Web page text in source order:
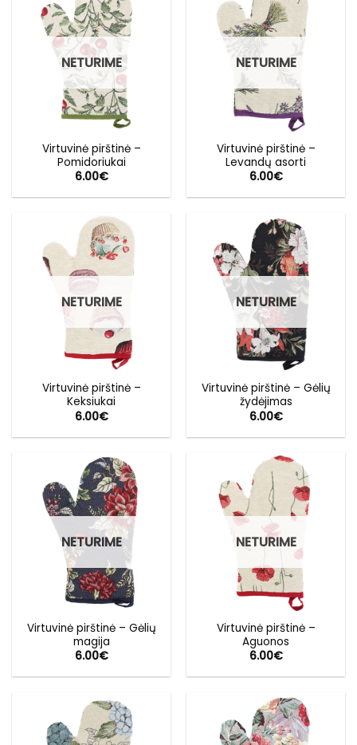
NETURIME
Virtuvinė pirštinė –
Pomidoriukai
6.00€
NETURIME
Virtuvinė pirštinė –
Levandų asorti
6.00€
NETURIME
Virtuvinė pirštinė –
Keksiukai
6.00€
NETURIME
Virtuvinė pirštinė – Gėlių
žydėjimas
6.00€
NETURIME
Virtuvinė pirštinė – Gėlių
magija
6.00€
NETURIME
Virtuvinė pirštinė –
Aguonos
6.00€